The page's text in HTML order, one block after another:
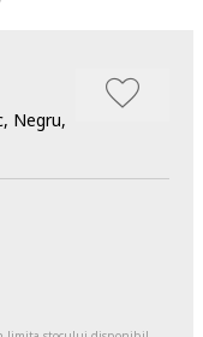
Negru,